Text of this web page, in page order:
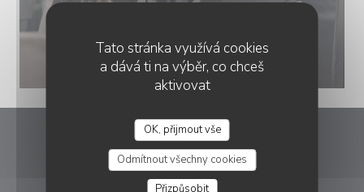
Tato stránka využívá cookies
a dává ti na výběr, co chceš
aktivovat
OK, přijmout vše
Odmítnout všechny cookies
Přizpůsobit
Rizzo
5 Pl. de la Renaissance 92270 Bois-Colombes